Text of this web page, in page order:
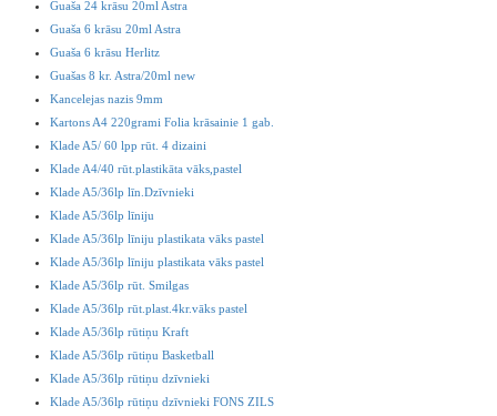
Guaša 24 krāsu 20ml Astra
Guaša 6 krāsu 20ml Astra
Guaša 6 krāsu Herlitz
Guašas 8 kr. Astra/20ml new
Kancelejas nazis 9mm
Kartons A4 220grami Folia krāsainie 1 gab.
Klade A5/ 60 lpp rūt. 4 dizaini
Klade A4/40 rūt.plastikāta vāks,pastel
Klade A5/36lp līn.Dzīvnieki
Klade A5/36lp līniju
Klade A5/36lp līniju plastikata vāks pastel
Klade A5/36lp līniju plastikata vāks pastel
Klade A5/36lp rūt. Smilgas
Klade A5/36lp rūt.plast.4kr.vāks pastel
Klade A5/36lp rūtiņu Kraft
Klade A5/36lp rūtiņu Basketball
Klade A5/36lp rūtiņu dzīvnieki
Klade A5/36lp rūtiņu dzīvnieki FONS ZILS